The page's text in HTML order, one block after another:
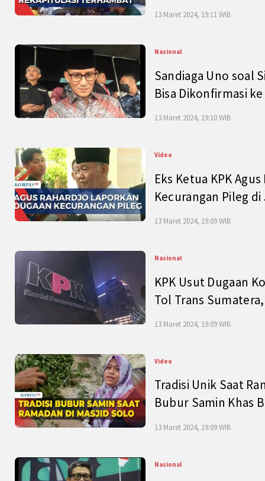
13 Maret 2024, 19:11 WIB
Nasional
Sandiaga Uno soal
Bisa Dikonfirmasi
13 Maret 2024, 19:10 WIB
Video
Eks Ketua KPK
Kecurangan Pileg
13 Maret 2024, 19:09 WIB
Nasional
KPK Usut Dugaan
Tol Trans
13 Maret 2024, 19:09 WIB
Video
Tradisi Unik Saat
Bubur Samin Khas
13 Maret 2024, 19:09 WIB
Nasional